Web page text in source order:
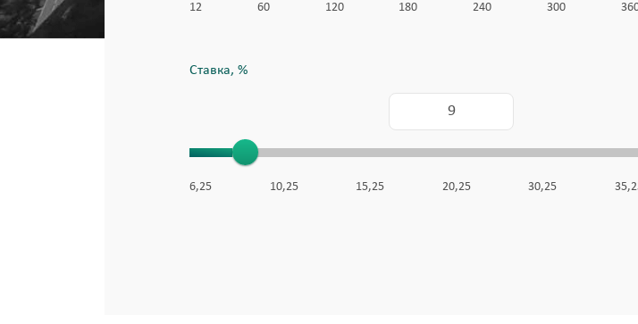
12 60 120 180 240 300
Ставка, %
6,25 10,25 15,25 20,25 30,25